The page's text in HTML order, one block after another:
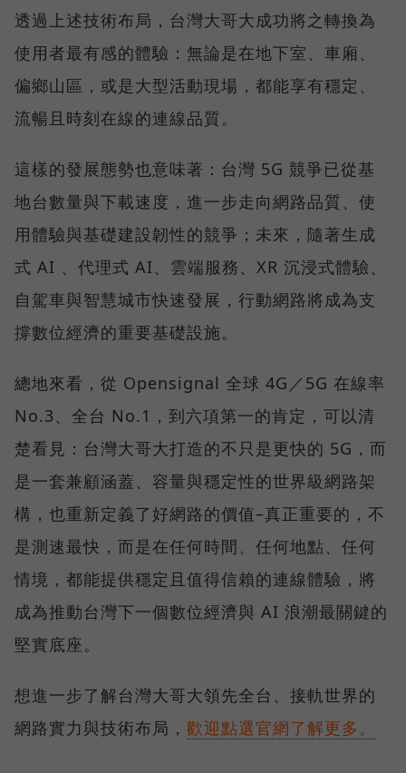
透過上述技術布局，台灣大哥大成功將之轉換為
使用者最有感的體驗：無論是在地下室、車廂、
偏鄉山區，或是大型活動現場，都能享有穩定、
流暢且時刻在線的連線品質。
這樣的發展態勢也意味著：台灣 5G 競爭已從基
地台數量與下載速度，進一步走向網路品質、使
用體驗與基礎建設韌性的競爭；未來，隨著生成
式 AI 、代理式 AI、雲端服務、XR 沉浸式體驗、
自駕車與智慧城市快速發展，行動網路將成為支
撐數位經濟的重要基礎設施。
總地來看，從 Opensignal 全球 4G／5G 在線率
No.3、全台 No.1，到六項第一的肯定，可以清
楚看見：台灣大哥大打造的不只是更快的 5G，而
是一套兼顧涵蓋、容量與穩定性的世界級網路架
構，也重新定義了好網路的價值–真正重要的，不
是測速最快，而是在任何時間、任何地點、任何
情境，都能提供穩定且值得信賴的連線體驗，將
成為推動台灣下一個數位經濟與 AI 浪潮最關鍵的
堅實底座。
想進一步了解台灣大哥大領先全台、接軌世界的
網路實力與技術布局， 歡迎點選官網了解更多。